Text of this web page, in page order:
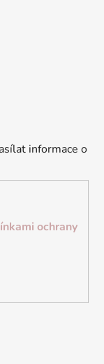
informace o
ochrany